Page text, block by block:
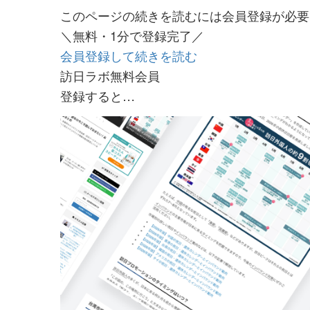
このページの続きを読むには会員登録が必
＼無料・1分で登録完了／
会員登録して続きを読む
訪日ラボ無料会員
登録すると…